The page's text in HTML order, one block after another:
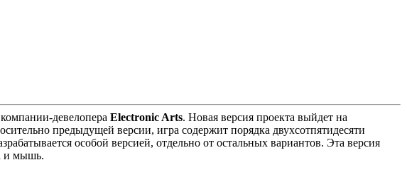
девелопера Electronic Arts. Новая версия проекта выйдет на
предыдущей версии, игра содержит порядка двухсотпятидесяти
особой версией, отдельно от остальных вариантов. Эта версия
и мышь.